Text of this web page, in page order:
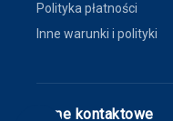
Polityka płatności
Inne warunki i polityki
Dane kontaktowe